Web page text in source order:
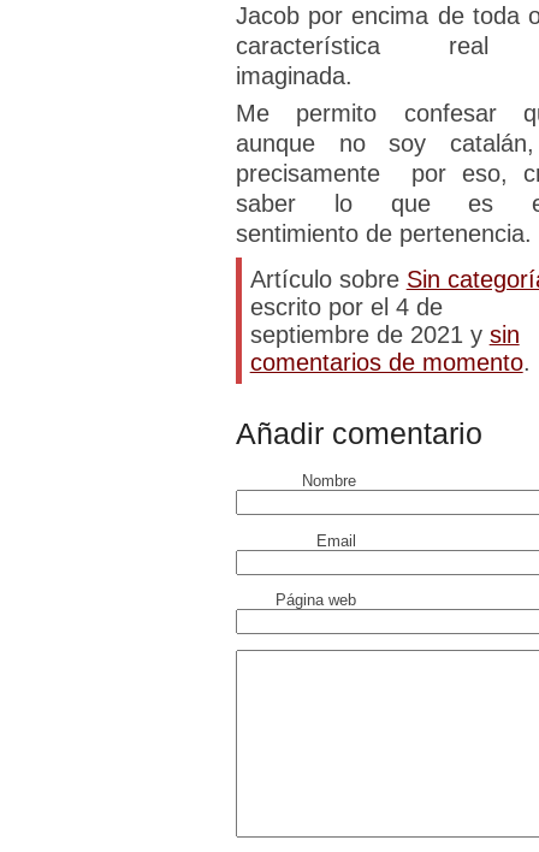
Jacob por encima de toda
característica
imaginada.
Me permito confesar
aunque no soy
precisamente por eso,
saber lo que es
sentimiento de pertenencia.
Artículo sobre Sin
escrito por el 4 de
septiembre de 2021 y sin
comentarios de momento.
Añadir comentario
Nombre
Email
Página web